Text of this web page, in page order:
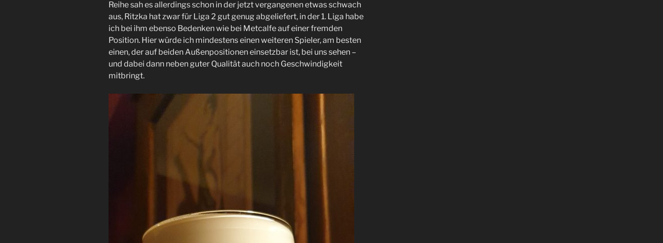
Reihe sah es allerdings schon in der jetzt vergangenen etwas schwach
aus, Ritzka hat zwar für Liga 2 gut genug abgeliefert, in der 1. Liga habe
ich bei ihm ebenso Bedenken wie bei Metcalfe auf einer fremden
Position. Hier würde ich mindestens einen weiteren Spieler, am besten
einen, der auf beiden Außenpositionen einsetzbar ist, bei uns sehen –
und dabei dann neben guter Qualität auch noch Geschwindigkeit
mitbringt.